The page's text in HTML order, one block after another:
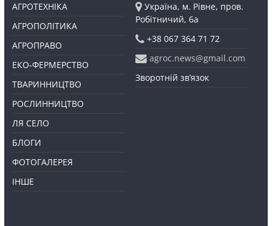
АГРОТЕХНІКА
АГРОПОЛІТИКА
АГРОПРАВО
ЕКО-ФЕРМЕРСТВО
ТВАРИННИЦТВО
РОСЛИННИЦТВО
ЛЯ СЕЛО
БЛОГИ
ФОТОГАЛЕРЕЯ
ІНШЕ
Україна, м. Рівне, пров.
Робітничий, 6а
+38 067 364 71 72
agroc.news@gmail.com
Зворотній зв’язок